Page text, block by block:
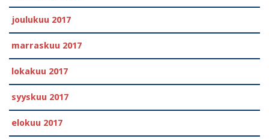
joulukuu 2017
marraskuu 2017
lokakuu 2017
syyskuu 2017
elokuu 2017